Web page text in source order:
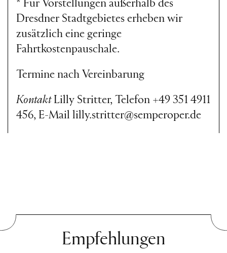
* Für Vorstellungen außerhalb des
Dresdner Stadtgebietes erheben wir
zusätzlich eine geringe
Fahrtkostenpauschale.
Termine nach Vereinbarung
KontaktLilly Stritter, Telefon +49 351 4911
456, E-Mail lilly.stritter@semperoper.de
Empfehlungen